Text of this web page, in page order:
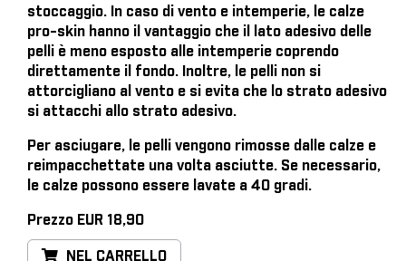
stoccaggio. In caso di vento e intemperie, le calze
pro-skin hanno il vantaggio che il lato adesivo delle
pelli è meno esposto alle intemperie coprendo
direttamente il fondo. Inoltre, le pelli non si
attorcigliano al vento e si evita che lo strato adesivo
si attacchi allo strato adesivo.
Per asciugare, le pelli vengono rimosse dalle calze e
reimpacchettate una volta asciutte. Se necessario,
le calze possono essere lavate a 40 gradi.
Prezzo EUR 18,90
NEL CARRELLO